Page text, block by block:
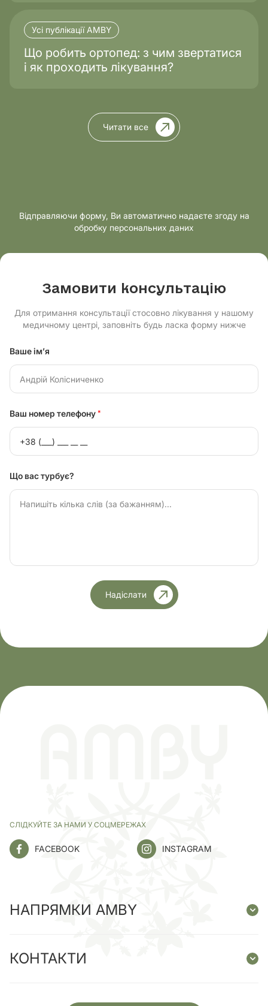
Усі публікації AMBY
Що робить ортопед: з чим звертатися
і як проходить лікування?
Читати все
Відправляючи форму, Ви автоматично надаєте згоду на
обробку персональних даних
Замовити консультацію
Для отримання консультації стосовно лікування у нашому
медичному центрі, заповніть будь ласка форму нижче
Ваше ім’я
Ваш номер телефону *
Що вас турбує?
Надіслати
СЛІДКУЙТЕ ЗА НАМИ У СОЦМЕРЕЖАХ
FACEBOOK INSTAGRAM
НАПРЯМКИ AMBY
КОНТАКТИ